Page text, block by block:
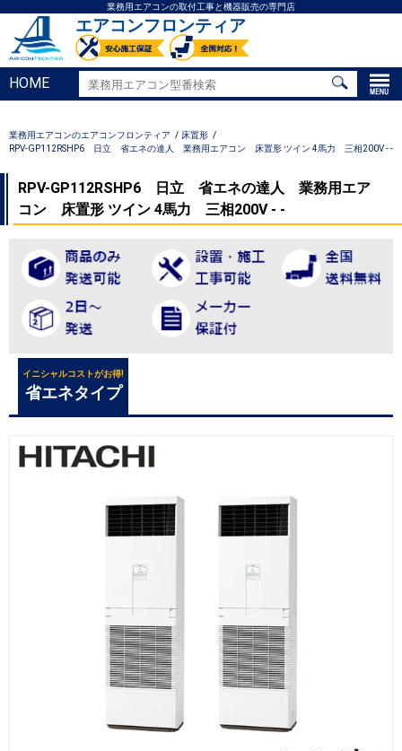
業務用エアコンの取付工事と機器販売の専門店
エアコンフロンティア
HOME
業務用エアコンのエアコンフロンティア
床置形
RPV-GP112RSHP6 日立 省エネの達人 業務用エアコン 床置形 ツイン 4馬力 三相200V - -
RPV-GP112RSHP6 日立 省エネの達人 業務用エア
コン 床置形 ツイン 4馬力 三相200V - -
イニシャルコストがお得!
省エネタイプ